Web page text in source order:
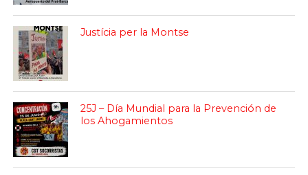
Justícia per la Montse
25J – Día Mundial para la Prevención de
los Ahogamientos